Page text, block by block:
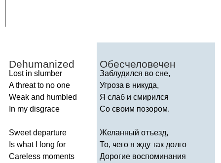
Dehumanized
Lost in slumber
A threat to no one
Weak and humbled
In my disgrace
Sweet departure
Is what long for
Careless moments
Обесчеловечен
Заблудился во сне,
Угроза в никуда,
Я слаб и смирился
Со своим позором.
Желанный отъезд,
То, чего я жду так долго
Дорогие воспоминания